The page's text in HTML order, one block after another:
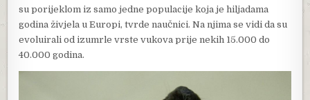
su porijeklom iz samo jedne populacije koja je hiljadama
godina živjela u Europi, tvrde naučnici. Na njima se vidi da su
evoluirali od izumrle vrste vukova prije nekih 15.000 do
40.000 godina.